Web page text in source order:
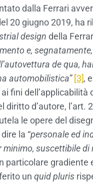
dalla Ferrari
20 giugno 2019, ha
design della
e,
de qua,
automobilistica” [3],
fini dell’applicabilità
d’autore, l’art.
le opere del
la “personale ed
suscettibile
particolare
un quid pluris